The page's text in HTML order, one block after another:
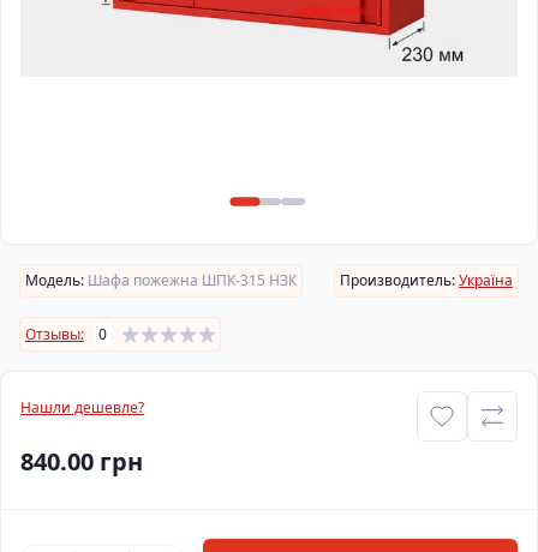
Модель: Шафа пожежна ШПК-315 НЗК Производитель:Україна
Отзывы: 0
Нашли дешевле?
840.00 грн